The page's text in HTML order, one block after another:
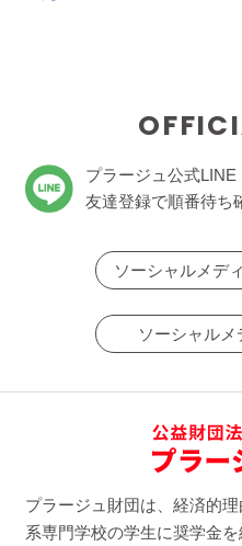
プラージュ公式LINE
友達登録で順番待ち
ソーシャルメデ
ソーシャル
プラージュ財団は、経済的
系専門学校の学生に奨学金